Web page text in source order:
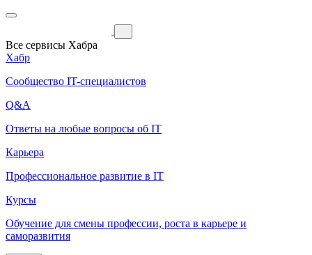
Все сервисы Хабра
Хабр
Сообщество IT-специалистов
Q&A
Ответы на любые вопросы об IT
Карьера
Профессиональное развитие в IT
Курсы
Обучение для смены профессии, роста в карьере и
саморазвития